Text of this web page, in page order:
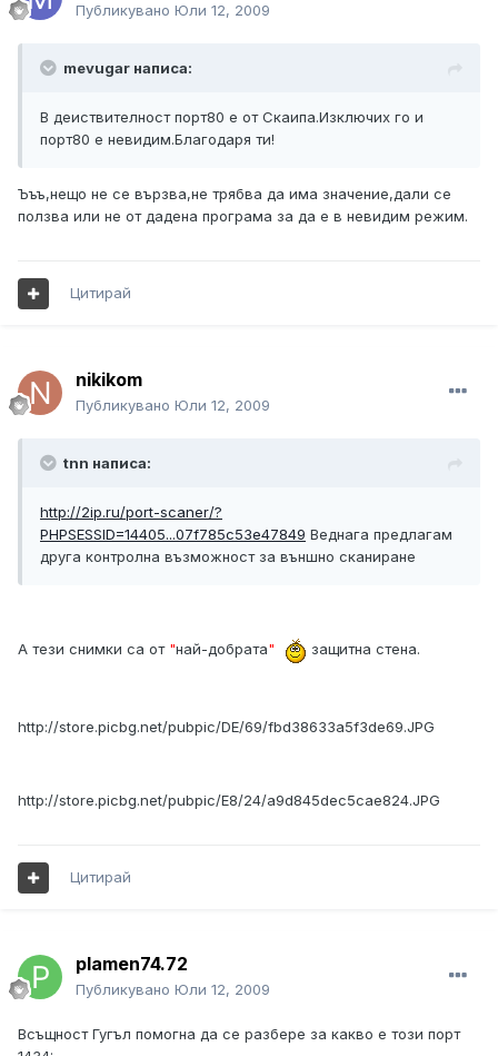
Публикувано Юли 12, 2009
mevugar написа:
В деиствителност порт80 е от Скаипа.Изключих го и
порт80 е невидим.Благодаря ти!
Ъъъ,нещо не се вързва,не трябва да има значение,дали се
ползва или не от дадена програма за да е в невидим режим.
Цитирай
nikikom
Публикувано Юли 12, 2009
tnn написа:
http://2ip.ru/port-scaner/?
PHPSESSID=14405...07f785c53e47849 Веднага предлагам
друга контролна възможност за външно сканиране
А тези снимки са от "най-добрата" защитна стена.
http://store.picbg.net/pubpic/DE/69/fbd38633a5f3de69.JPG
http://store.picbg.net/pubpic/E8/24/a9d845dec5cae824.JPG
Цитирай
plamen74.72
Публикувано Юли 12, 2009
Всъщност Гугъл помогна да се разбере за какво е този порт